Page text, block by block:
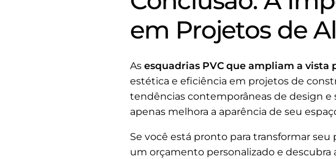
em Projetos de
As esquadrias PVC que ampliam a vista
estética e eficiência em projetos de
tendências contemporâneas de design e
apenas melhora a aparência de seu
Se você está pronto para transformar
um orçamento personalizado e